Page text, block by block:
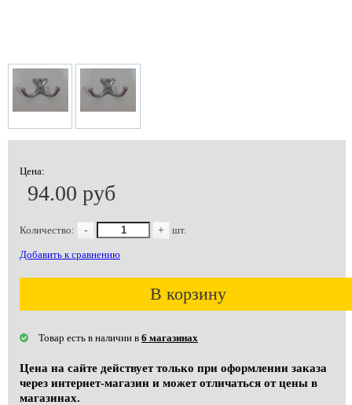
Цена:
94.00 руб
Количество: - + шт.
Добавить к сравнению
В корзину
Товар есть в наличии в 6 магазинах
Цена на сайте действует только при оформлении заказа
через интернет-магазин и может отличаться от цены в
магазинах.